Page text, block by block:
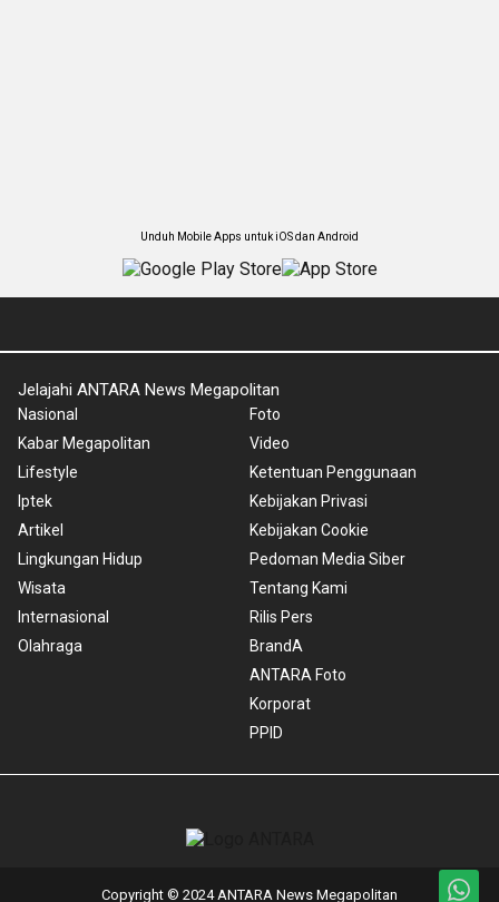
Unduh Mobile Apps untuk iOS dan Android
Jelajahi ANTARA News Megapolitan
Nasional
Kabar Megapolitan
Lifestyle
Iptek
Artikel
Lingkungan Hidup
Wisata
Internasional
Olahraga
Foto
Video
Ketentuan Penggunaan
Kebijakan Privasi
Kebijakan Cookie
Pedoman Media Siber
Tentang Kami
Rilis Pers
BrandA
ANTARA Foto
Korporat
PPID
Copyright © 2024 ANTARA News Megapolitan